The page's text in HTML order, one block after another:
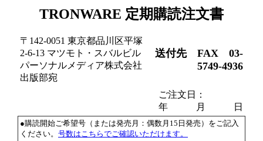
TRONWARE 定期購読注文書
〒142-0051 東京都品川区平塚
2-6-13 マツモト・スバルビル
パーソナルメディア株式会社
出版部宛
送付先 FAX 03-
5749-4936
ご注文日：
年 月 日
●購読開始ご希望号（または発売月：偶数月15日発売）をご記入
ください。 号数はこちらでご確認いただけます。